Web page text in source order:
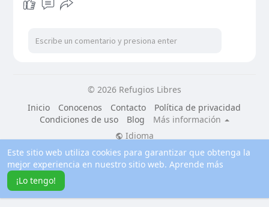
Este sitio web utiliza cookies para garantizar que obtenga la
mejor experiencia en nuestro sitio web. Aprende más
¡Lo tengo!
© 2026 Refugios Libres
Inicio
Conocenos Contacto
Política de privacidad
Condiciones de uso
Blog
Más información
Idioma